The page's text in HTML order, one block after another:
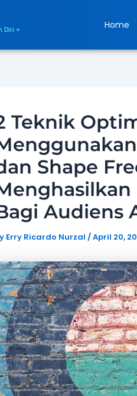
Diri +
Home
Teknik
Shape
Audiens
Erry Ricardo Nurzal /April 20,